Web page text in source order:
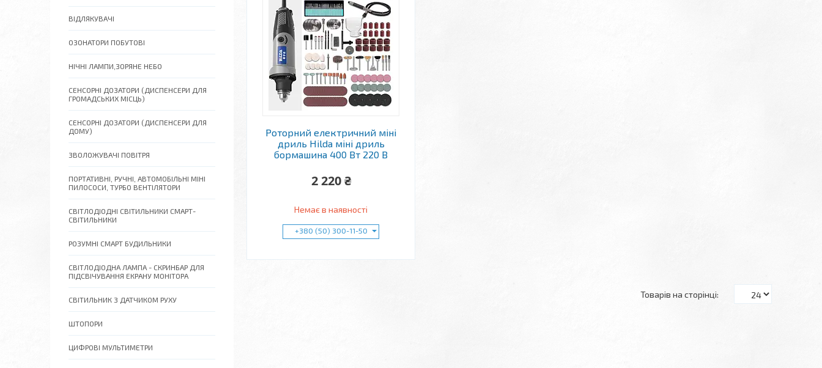
Роторний електричний міні
дриль Hilda міні дриль
бормашина 400 Вт 220 В
2 220 ₴
Немає в наявності
+380 (50) 300-11-50
ВІДЛЯКУВАЧІ
ОЗОНАТОРИ ПОБУТОВІ
НІЧНІ ЛАМПИ,ЗОРЯНЕ НЕБО
СЕНСОРНІ ДОЗАТОРИ (ДИСПЕНСЕРИ ДЛЯ
ГРОМАДСЬКИХ МІСЦЬ)
СЕНСОРНІ ДОЗАТОРИ (ДИСПЕНСЕРИ ДЛЯ
ДОМУ)
ЗВОЛОЖУВАЧІ ПОВІТРЯ
ПОРТАТИВНІ, РУЧНІ, АВТОМОБІЛЬНІ МІНІ
ПИЛОСОСИ, ТУРБО ВЕНТІЛЯТОРИ
СВІТЛОДІОДНІ СВІТИЛЬНИКИ СМАРТ-
СВІТИЛЬНИКИ
РОЗУМНІ СМАРТ БУДИЛЬНИКИ
СВІТЛОДІОДНА ЛАМПА - СКРИНБАР ДЛЯ
ПІДСВІЧУВАННЯ ЕКРАНУ МОНІТОРА
СВІТИЛЬНИК З ДАТЧИКОМ РУХУ
ШТОПОРИ
ЦИФРОВІ МУЛЬТИМЕТРИ